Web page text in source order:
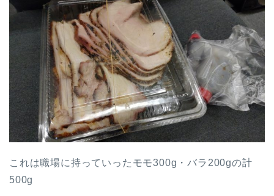
これは職場に持っていったモモ300g・バラ200gの計
500g